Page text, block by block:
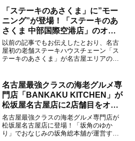
て今年でちょうど10周年とな...
「ステーキのあさくま」に”モー
ニング”が登場！「ステーキのあ
さくま 中部国際空港店」のオー
プン日が2026年8月13日に決定
空港店舗ならではの注目サービス
は？【中部国際空港】
以前の記事でもお伝えしたとおり、名古
屋初の老舗ステーキハウスチェーン「ス
テーキのあさくま」が名古屋エリアの空
ま 中部国際空港店」のグランドオープン
日が2026年8月13...
名古屋最強クラスの海老グルメ専
門店「BANKAKU KITCHEN」が
松坂屋名古屋店に2店舗目をオー
プン！海老のプロが作る注目の新
商品は？【矢場町・栄】
名古屋最強クラスの海老グルメ専門店が
松坂屋名古屋店に登場！「坂角のゆか
り」でおなじみの坂角総本舖が運営する